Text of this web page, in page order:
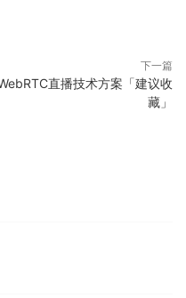
图来体现：
下一篇
直播技术方案「建议收
藏」